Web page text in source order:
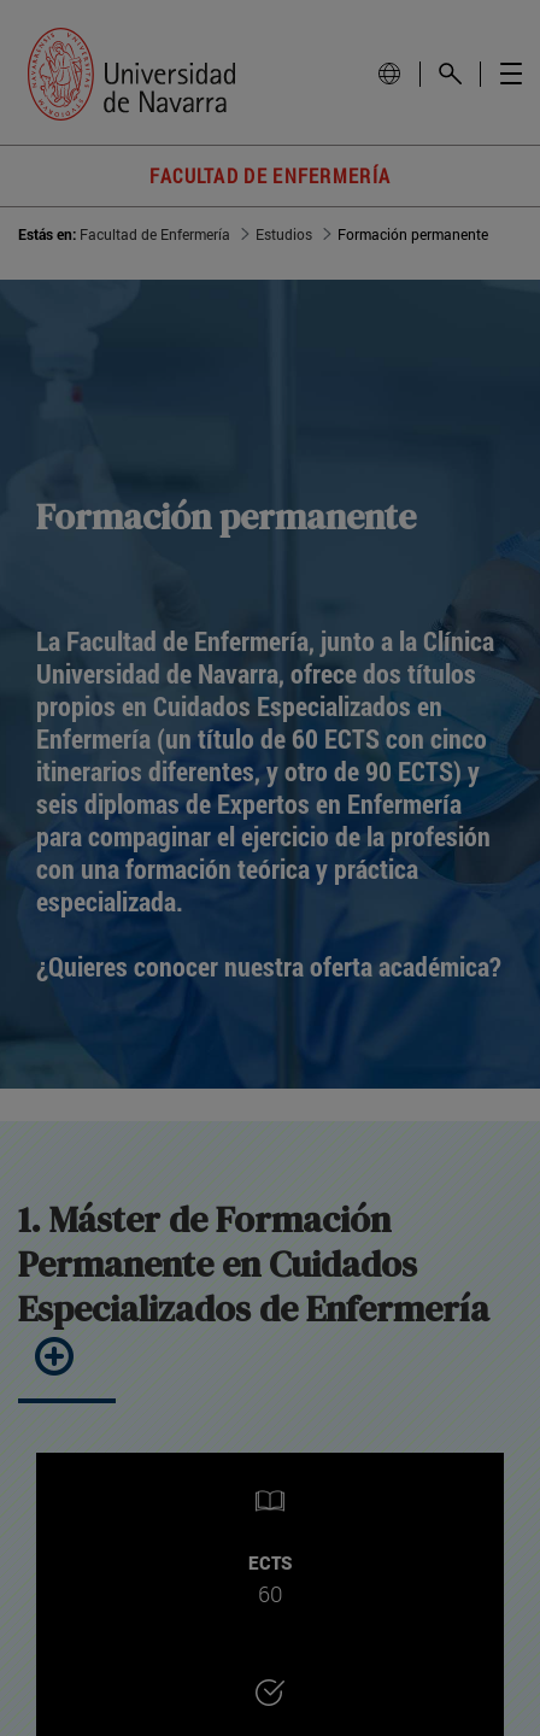
FACULTAD DE ENFERMERÍA
Estás en: Facultad de Enfermería Estudios Formación permanente
Formación permanente
La Facultad de Enfermería, junto a la Clínica
Universidad de Navarra, ofrece dos títulos
propios en Cuidados Especializados en
Enfermería (un título de 60 ECTS con cinco
itinerarios diferentes, y otro de 90 ECTS) y
seis diplomas de Expertos en Enfermería
para compaginar el ejercicio de la profesión
con una formación teórica y práctica
especializada.
¿Quieres conocer nuestra oferta académica?
1. Máster de Formación
Permanente en Cuidados
Especializados de Enfermería
ECTS
60